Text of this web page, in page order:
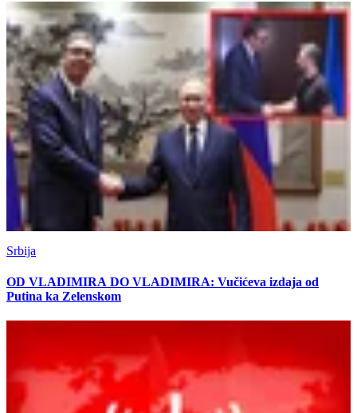
Srbija
OD VLADIMIRA DO VLADIMIRA: Vučićeva izdaja od
Putina ka Zelenskom